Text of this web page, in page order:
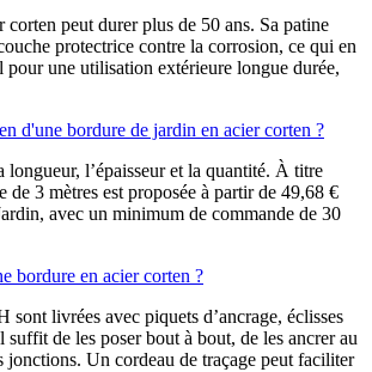
corten peut durer plus de 50 ans. Sa patine
protectrice contre la corrosion, ce qui en
pour une utilisation extérieure longue durée,
d'une bordure de jardin en acier corten ?
l’épaisseur et la quantité. À titre
de 3 mètres est proposée à partir de 49,68 €
avec un minimum de commande de 30
bordure en acier corten ?
sont livrées avec piquets d’ancrage, éclisses
suffit de les poser bout à bout, de les ancrer au
jonctions. Un cordeau de traçage peut faciliter